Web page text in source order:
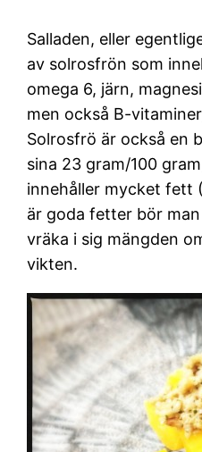
Salladen, eller
av solrosfrön som
omega 6, järn,
men också B-
Solrosfrö är också en
sina 23 gram/100
innehåller mycket fett
är goda fetter bör
vräka i sig mängden
vikten.